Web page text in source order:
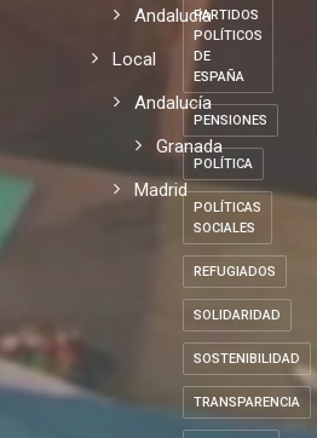
Andalucia
Local
Andalucía
Granada
Madrid
PARTIDOS
POLÍTICOS
DE
ESPAÑA
PENSIONES
POLÍTICA
POLÍTICAS
SOCIALES
REFUGIADOS
SOLIDARIDAD
SOSTENIBILIDAD
TRANSPARENCIA